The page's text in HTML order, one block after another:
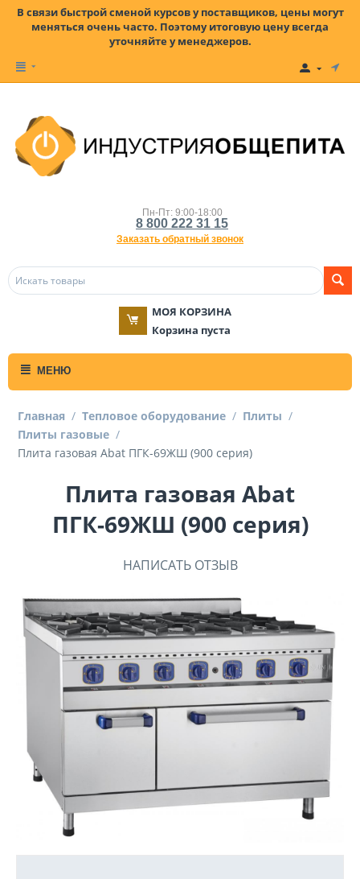
В связи быстрой сменой курсов у поставщиков, цены могут
меняться очень часто. Поэтому итоговую цену всегда
уточняйте у менеджеров.
Пн-Пт: 9:00-18:00
8 800 222 31 15
Заказать обратный звонок
МОЯ КОРЗИНА
Корзина пуста
МЕНЮ
Главная / Тепловое оборудование / Плиты /
Плиты газовые /
Плита газовая Abat ПГК-69ЖШ (900 серия)
Плита газовая Abat
ПГК-69ЖШ (900 серия)
НАПИСАТЬ ОТЗЫВ